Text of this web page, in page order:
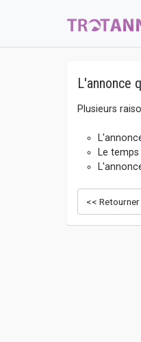
L'annonce
Plusieurs
Le
<<